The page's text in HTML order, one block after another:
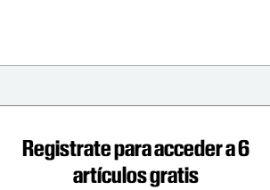
Registrate para acceder a 6
artículos gratis